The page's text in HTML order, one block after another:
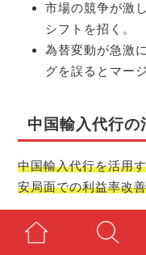
市場の競争が激
シフトを招く。
為替変動が急激
グを誤るとマー
中国輸入代行の
中国輸入代行を活用
安局面での利益率改
仕入れコストの
の調整、品質と